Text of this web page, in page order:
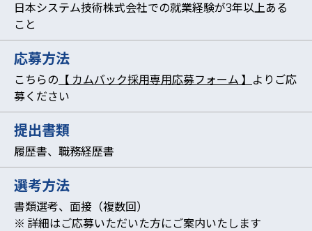
日本システム技術株式会社での就業経験が3年以上ある
こと
応募方法
こちらの 【 カムバック採用専用応募フォーム 】
よりご応
募ください
提出書類
履歴書、職務経歴書
選考方法
書類選考、面接（複数回）
※ 詳細はご応募いただいた方にご案内いたします